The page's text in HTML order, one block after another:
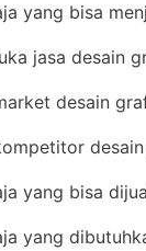
yang bisa
jasa desain
desain
yang bisa
yang